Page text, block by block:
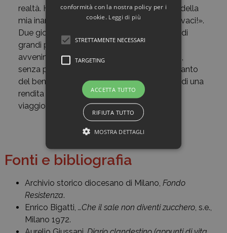
realtà. Ho tremato della mia responsabilità, della
mia inarrivabile miseria. O Maria, salvami, salvaci!».
Due giorni dopo scriveva ancora: «Giornata di
grandi pensieri e riflessioni dopo il doloroso
avvenimento. Quel giovane sarà morto solo,
senza prete nei sacramenti, usufruendo soltanto
del bene ricevuto da noi preti, da me, come di una
rendita unica ed indispensabile per il grande
viaggio dell’eternità da cui non più si torna».
Fonti e bibliografia
Archivio storico diocesano di Milano, Fondo
Resistenza.
Enrico Bigatti, …Che il sale non diventi zucchero, s.e.,
Milano 1972.
conformità con la nostra policy per i
cookie. Leggi di più
STRETTAMENTE NECESSARI
TARGETING
ACCETTA TUTTO
RIFIUTA TUTTO
MOSTRA DETTAGLI